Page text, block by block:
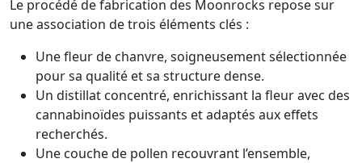
Le procédé de fabrication des Moonrocks repose sur
une association de trois éléments clés :
Une fleur de chanvre, soigneusement sélectionnée
pour sa qualité et sa structure dense.
Un distillat concentré, enrichissant la fleur avec des
cannabinoïdes puissants et adaptés aux effets
recherchés.
Une couche de pollen recouvrant l’ensemble,